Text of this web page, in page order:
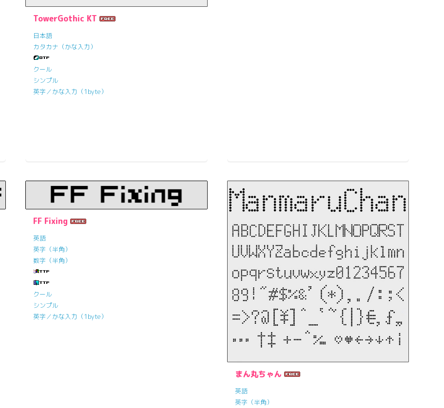
TowerGothic KT
日本語
カタカナ（かな入力）
クール
シンプル
英字／かな入力（1byte）
FF Fixing
英語
英字（半角）
数字（半角）
クール
シンプル
英字／かな入力（1byte）
まん丸ちゃん
英語
英字（半角）